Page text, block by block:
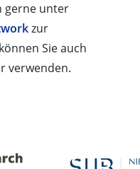
gerne unter
zur
Sie auch
verwenden.